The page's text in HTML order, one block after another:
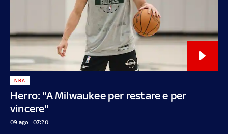
Herro: "A Milwaukee per restare e per
vincere"
NBA
09 ago - 07:20